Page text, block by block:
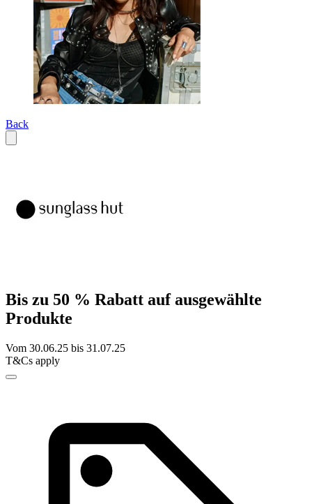
Back
Bis zu 50 % Rabatt auf ausgewählte
Produkte
Vom 30.06.25 bis 31.07.25
T&Cs apply